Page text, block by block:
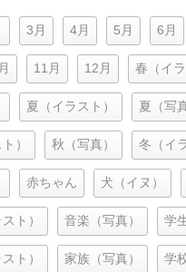
3月 4月 5月 6月
11月 12月 春（イラ
夏（イラスト） 夏（写
） 秋（写真） 冬（イ
赤ちゃん 犬（イヌ）
ト） 音楽（写真） 学
ト） 家族（写真） 学